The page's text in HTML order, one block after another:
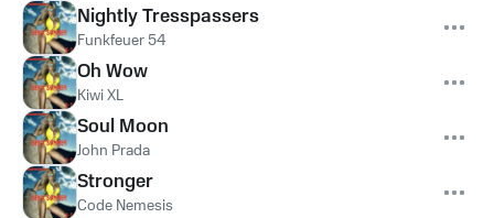
Nightly Tresspassers
Funkfeuer 54
Oh Wow
Kiwi XL
Soul Moon
John Prada
Stronger
Code Nemesis